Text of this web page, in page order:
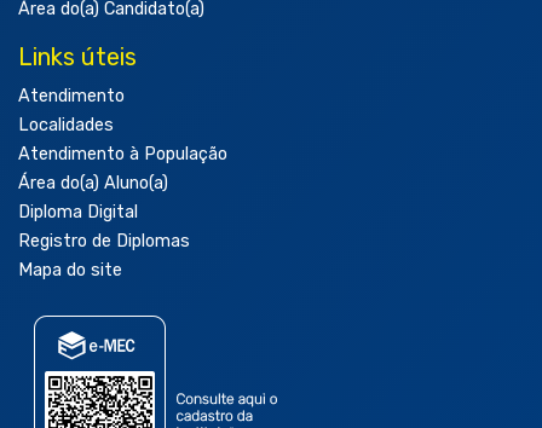
Área do(a) Candidato(a)
Links úteis
Atendimento
Localidades
Atendimento à População
Área do(a) Aluno(a)
Diploma Digital
Registro de Diplomas
Mapa do site